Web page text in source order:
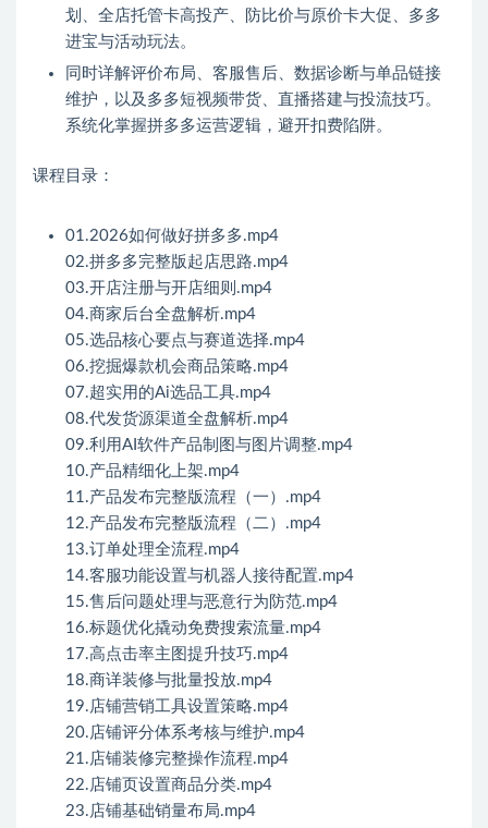
划、全店托管卡高投产、防比价与原价卡大促、多多
进宝与活动玩法。
同时详解评价布局、客服售后、数据诊断与单品链接
维护，以及多多短视频带货、直播搭建与投流技巧。
系统化掌握拼多多运营逻辑，避开扣费陷阱。
课程目录：
01.2026如何做好拼多多.mp4
02.拼多多完整版起店思路.mp4
03.开店注册与开店细则.mp4
04.商家后台全盘解析.mp4
05.选品核心要点与赛道选择.mp4
06.挖掘爆款机会商品策略.mp4
07.超实用的Ai选品工具.mp4
08.代发货源渠道全盘解析.mp4
09.利用AI软件产品制图与图片调整.mp4
10.产品精细化上架.mp4
11.产品发布完整版流程（一）.mp4
12.产品发布完整版流程（二）.mp4
13.订单处理全流程.mp4
14.客服功能设置与机器人接待配置.mp4
15.售后问题处理与恶意行为防范.mp4
16.标题优化撬动免费搜索流量.mp4
17.高点击率主图提升技巧.mp4
18.商详装修与批量投放.mp4
19.店铺营销工具设置策略.mp4
20.店铺评分体系考核与维护.mp4
21.店铺装修完整操作流程.mp4
22.店铺页设置商品分类.mp4
23.店铺基础销量布局.mp4